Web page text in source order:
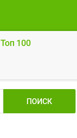
Топ 100
ПОИСК